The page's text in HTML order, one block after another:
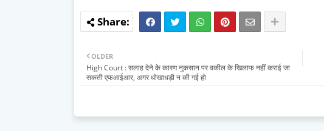
OLDER
High Court : सलाह देने के कारण नुकसान पर वकील के खिलाफ नहीं कराई जा
सकती एफआईआर, अगर धोखाधड़ी न की गई हो